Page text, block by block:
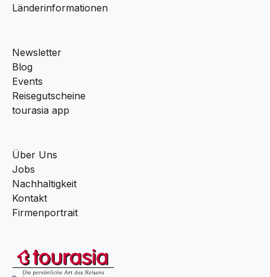
Länderinformationen
Newsletter
Blog
Events
Reisegutscheine
tourasia app
Über Uns
Jobs
Nachhaltigkeit
Kontakt
Firmenportrait